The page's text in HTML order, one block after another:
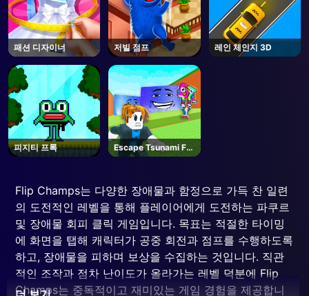
패션 디자이너 저빌 점프 레인 체인지 3D
피지티 프록
Escape Tsunami For
Brainrots! - Roblox
Flip Champs는 다양한 장애물과 함정으로 가득 찬 일련
의 도전적인 레벨을 통해 플레이어에게 도전하는 파쿠르
및 장애물 회피 클릭 게임입니다. 목표는 적절한 타이밍
에 화면을 탭해 캐릭터가 공중 회전과 점프를 수행하도록
하고, 장애물을 피하며 보상을 수집하는 것입니다. 직관
적인 조작과 점차 난이도가 올라가는 레벨 덕분에 Flip
Champs는 중독적이고 재미있는 게임 경험을 제공합니